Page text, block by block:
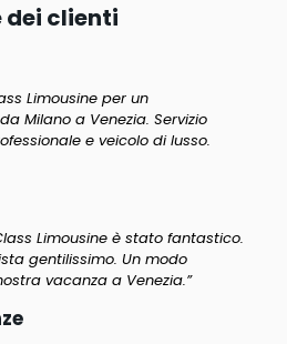
dei clienti
Limousine per un
Milano a Venezia. Servizio
e veicolo di lusso.
Limousine è stato fantastico.
gentilissimo. Un modo
vacanza a Venezia.”